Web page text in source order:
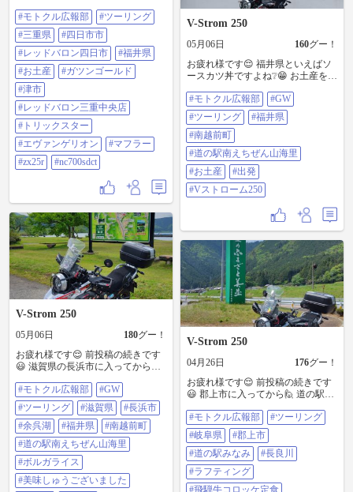
に走りに行った時のお土産を渡し
て😆 ＮＣくんに乗っている事を説
明して😁 ガツンゴールドを飲んで
から出発しました👍😉 ＃モトクル
広報部 ＃ツーリング ＃三重県 ＃四
日市市 ＃レッドバロン四日市 ＃福
井県 ＃お土産 ＃ガツンゴールド ＃
津市 ＃レッドバロン三重中央店 ＃
トリックスター ＃エヴァンゲリオ
ン ＃マフラー ＃zx25r ＃nc700sdct
#モトクル広報部
#ツーリング
#三重県
#四日市市
#レッドバロン四日市
#福井県
#お土産
#ガツンゴールド
#津市
#レッドバロン三重中央店
#トリックスター
#エヴァンゲリオン
#マフラー
#zx25r
#nc700sdct
V-Strom 250
05月06日 180グー！
お疲れ様です😌 前投稿の続きです
😃 滋賀県の長浜市に入ってから😄
心配でしたが大丈夫そうだったの
で😁 福井県方面に行く事にしまし
た👍😉 南越前町に入っから🙋 道の
駅南えちぜん山海里に行って😄 ボ
ルガライスを食べて、お土産を買
って😊 出発する前に、スズキ繋が
りという事で😁 写真📷️を撮らせて
頂きました🙇 ＃モトクル広報部 ＃
GW ＃ツーリング ＃滋賀県 ＃長浜
#モトクル広報部
#GW
#ツーリング
#滋賀県
#長浜市
#余呉湖
#福井県
#南越前町
#道の駅南えちぜん山海里
#ボルガライス
#美味しゅうございました
V-Strom 250
05月06日 160グー！
お疲れ様です😌 福井県といえばソ
ースカツ丼ですよね❔😁 お土産を買
出発しようと思います😊 ＃モトク
ル広報部 ＃GW ＃ツーリング ＃福
井県 ＃南越前町 ＃道の駅南えちぜ
ん山海里 ＃お土産 ＃出発 ＃Vスト
ローム250
#モトクル広報部
#GW
#ツーリング
#福井県
#南越前町
#道の駅南えちぜん山海里
#お土産
#出発
#Vストローム250
V-Strom 250
04月26日 176グー！
お疲れ様です😌 前投稿の続きです
😃 郡上市に入ってから🙋 道の駅み
から😄 食後のデザートを食べて、
お土産を買って😆 地元に帰って来
てから締めのマクドナルドに行き
ました😄 帰宅してから洗車して🙋
作動チェック✔️をしました😊 楽し
いツーリングでした🎵😁 ＃モトク
ル広報部 ＃ツーリング ＃岐阜県 ＃
#モトクル広報部
#ツーリング
#岐阜県
#郡上市
#道の駅みなみ
#長良川
#ラフティング
#飛騨牛コロッケ定食